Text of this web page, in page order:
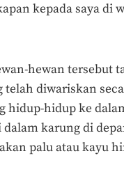
kepada saya di
hewan tersebut
telah diwariskan
hidup-hidup ke
karung di
palu atau kayu